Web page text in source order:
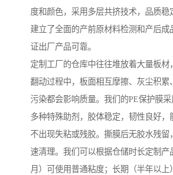
度和颜色，采用多层共挤技术，品质稳
建立了全面的产前原材料检测和产后成
证出厂产品可靠。
定制工厂的仓库中往往堆放着大量板材
翻动过程中，板面相互摩擦、灰尘积累
污染都会影响质量。我们的PE保护膜
多种特殊助剂，胶体稳定，韧性良好，
不出现失粘或残胶。撕膜后无胶水残留
速清理。我们可以根据仓储时长定制产
月）可使用普通粘度；长期（半年以上